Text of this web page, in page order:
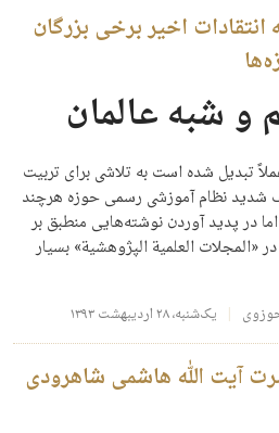
انتقادات اخیر برخی بزرگان
و شبه عالمان
شده است به تلاشی برای تربیت
شدید نظام آموزشی رسمی حوزه هرچند
اما در پدید آوردن نوشته‌هایی منطبق بر
العلمیة الپژوهشیة» بسیار
یک‌شنبه، ۲۸ اردیبهشت ۱۳۹۳
آیت الله هاشمی شاهرودی